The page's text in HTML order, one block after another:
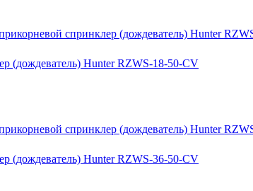
(дождеватель) Hunter RZWS-18-50-CV
(дождеватель) Hunter RZWS-36-50-CV